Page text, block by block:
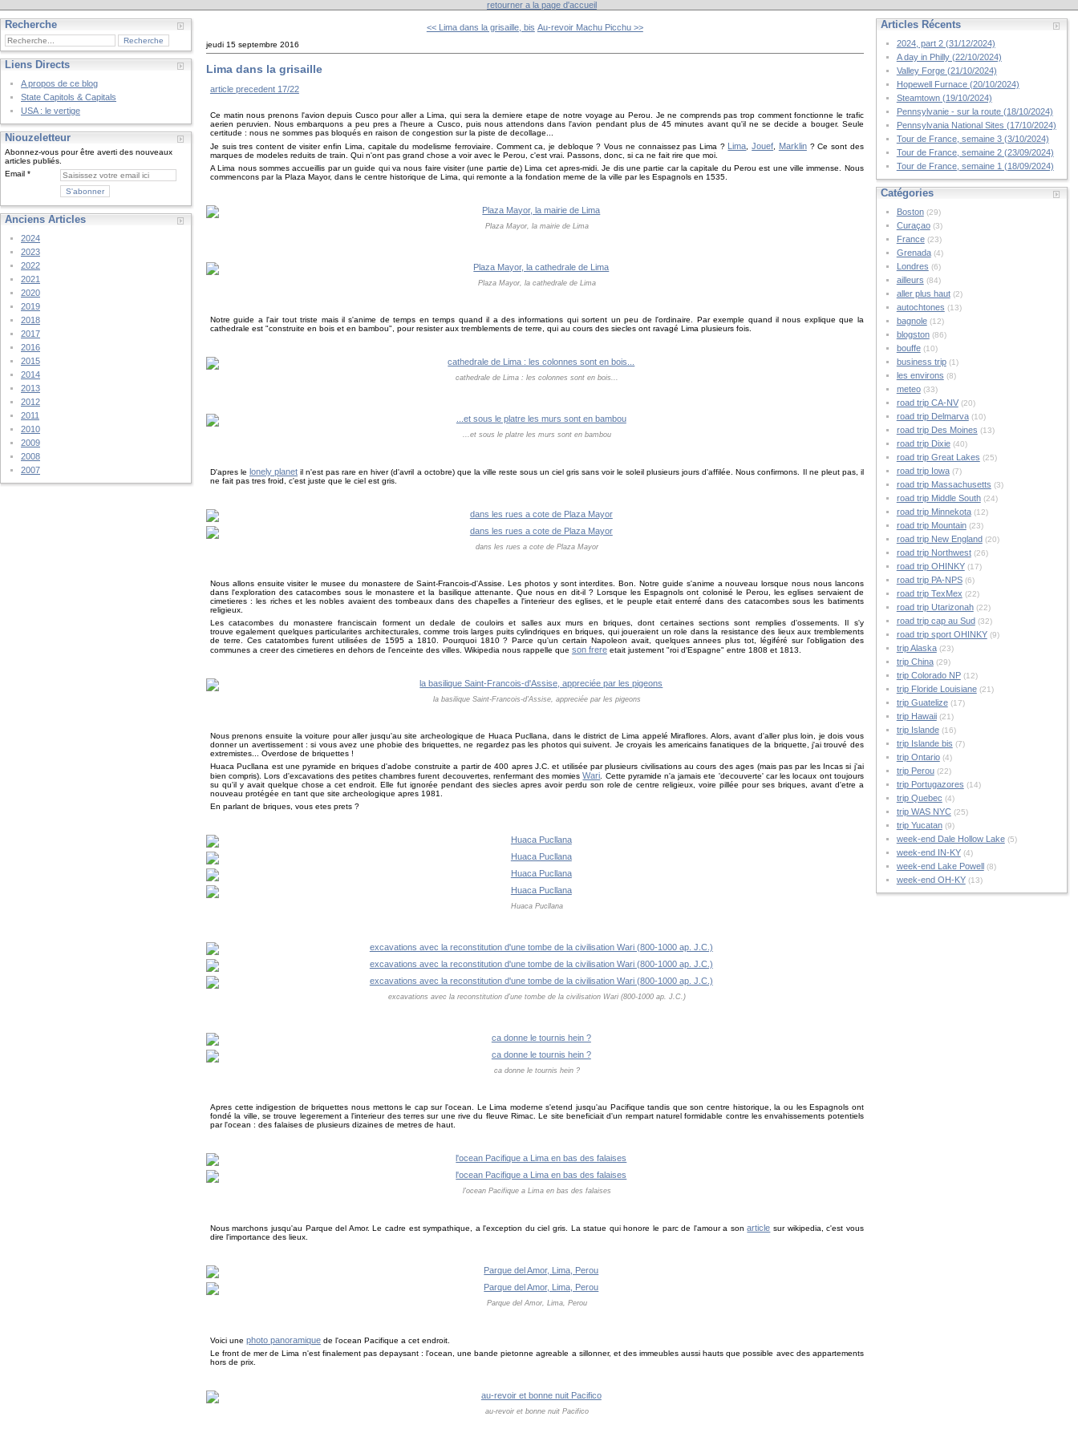
retourner a la page d'accueil
Recherche
Liens Directs
A propos de ce blog
State Capitols & Capitals
USA : le vertige
Niouzeletteur
Abonnez-vous pour être averti des nouveaux
articles publiés.
Email
Anciens Articles
2024
2023
2022
2021
2020
2019
2018
2017
2016
2015
2014
2013
2012
2011
2010
2009
2008
2007
<< Lima dans la grisaille, bis Au-revoir Machu Picchu >>
jeudi 15 septembre 2016
Lima dans la grisaille
article precedent 17/22
Ce matin nous prenons l'avion depuis Cusco pour aller a Lima, qui sera la derniere etape de notre voyage au Perou. Je ne comprends pas trop comment fonctionne le trafic
aerien peruvien. Nous embarquons a peu pres a l'heure a Cusco, puis nous attendons dans l'avion pendant plus de 45 minutes avant qu'il ne se decide a bouger. Seule
certitude : nous ne sommes pas bloqués en raison de congestion sur la piste de decollage...
Je suis tres content de visiter enfin Lima, capitale du modelisme ferroviaire. Comment ca, je debloque ? Vous ne connaissez pas Lima ? Lima ,Jouef Marklin? Ce sont des
marques de modeles reduits de train. Qui n'ont pas grand chose a voir avec le Perou, c'est vrai. Passons, donc, si ca ne fait rire que moi.
A Lima nous sommes accueillis par un guide qui va nous faire visiter (une partie de) Lima cet apres-midi. Je dis une partie car la capitale du Perou est une ville immense. Nous
commencons par la Plaza Mayor, dans le centre historique de Lima, qui remonte a la fondation meme de la ville par les Espagnols en 1535.
Plaza Mayor, la mairie de Lima
Plaza Mayor, la cathedrale de Lima
Notre guide a l'air tout triste mais il s'anime de temps en temps quand il a des informations qui sortent un peu de l'ordinaire. Par exemple quand il nous explique que la
cathedrale est "construite en bois et en bambou", pour resister aux tremblements de terre, qui au cours des siecles ont ravagé Lima plusieurs fois.
cathedrale de Lima : les colonnes sont en bois...
...et sous le platre les murs sont en bambou
D'apres le lonely planet il n'est pas rare en hiver (d'avril a octobre) que la ville reste sous un ciel gris sans voir le soleil plusieurs jours d'affilée. Nous confirmons. Il ne pleut pas, il
ne fait pas tres froid, c'est juste que le ciel est gris.
dans les rues a cote de Plaza Mayor
Nous allons ensuite visiter le musee du monastere de Saint-Francois-d'Assise. Les photos y sont interdites. Bon. Notre guide s'anime a nouveau lorsque nous nous lancons
dans l'exploration des catacombes sous le monastere et la basilique attenante. Que nous en dit-il ? Lorsque les Espagnols ont colonisé le Perou, les eglises servaient de
cimetieres : les riches et les nobles avaient des tombeaux dans des chapelles a l'interieur des eglises, et le peuple etait enterré dans des catacombes sous les batiments
religieux.
Les catacombes du monastere franciscain forment un dedale de couloirs et salles aux murs en briques, dont certaines sections sont remplies d'ossements. Il s'y
trouve egalement quelques particularites architecturales, comme trois larges puits cylindriques en briques, qui joueraient un role dans la resistance des lieux aux tremblements
de terre. Ces catatombes furent utilisées de 1595 a 1810. Pourquoi 1810 ? Parce qu'un certain Napoleon avait, quelques annees plus tot, légiféré sur l'obligation des
communes a creer des cimetieres en dehors de l'enceinte des villes. Wikipedia nous rappelle que son frereetait justement "roi d'Espagne" entre 1808 et 1813.
la basilique Saint-Francois-d'Assise, appreciée par les pigeons
Nous prenons ensuite la voiture pour aller jusqu'au site archeologique de Huaca Pucllana, dans le district de Lima appelé Miraflores. Alors, avant d'aller plus loin, je dois vous
donner un avertissement : si vous avez une phobie des briquettes, ne regardez pas les photos qui suivent. Je croyais les americains fanatiques de la briquette, j'ai trouvé des
extremistes... Overdose de briquettes !
Huaca Pucllana est une pyramide en briques d'adobe construite a partir de 400 apres J.C. et utilisée par plusieurs civilisations au cours des ages (mais pas par les Incas si j'ai
bien compris). Lors d'excavations des petites chambres furent decouvertes, renfermant des momiesWari . Cette pyramide n'a jamais ete 'decouverte' car les locaux ont toujours
su qu'il y avait quelque chose a cet endroit. Elle fut ignorée pendant des siecles apres avoir perdu son role de centre religieux, voire pillée pour ses briques, avant d'etre a
nouveau protégée en tant que site archeologique apres 1981.
En parlant de briques, vous etes prets ?
Huaca Pucllana
excavations avec la reconstitution d'une tombe de la civilisation Wari (800-1000 ap. J.C.)
ca donne le tournis hein ?
Apres cette indigestion de briquettes nous mettons le cap sur l'ocean. Le Lima moderne s'etend jusqu'au Pacifique tandis que son centre historique, la ou les Espagnols ont
fondé la ville, se trouve legerement a l'interieur des terres sur une rive du fleuve Rimac. Le site beneficiait d'un rempart naturel formidable contre les envahissements potentiels
par l'ocean : des falaises de plusieurs dizaines de metres de haut.
l'ocean Pacifique a Lima en bas des falaises
Nous marchons jusqu'au Parque del Amor. Le cadre est sympathique, a l'exception du ciel gris. La statue qui honore le parc de l'amour a sonarticle sur wikipedia, c'est vous
dire l'importance des lieux.
Parque del Amor, Lima, Perou
Voici une photo panoramiquede l'ocean Pacifique a cet endroit.
Le front de mer de Lima n'est finalement pas depaysant : l'ocean, une bande pietonne agreable a sillonner, et des immeubles aussi hauts que possible avec des appartements
hors de prix.
au-revoir et bonne nuit Pacifico
Articles Récents
2024, part 2 (31/12/2024)
A day in Philly (22/10/2024)
Valley Forge (21/10/2024)
Hopewell Furnace (20/10/2024)
Steamtown (19/10/2024)
Pennsylvanie - sur la route (18/10/2024)
Pennsylvania National Sites (17/10/2024)
Tour de France, semaine 3 (3/10/2024)
Tour de France, semaine 2 (23/09/2024)
Tour de France, semaine 1 (18/09/2024)
Catégories
Boston(29)
Curaçao(3)
France(23)
Grenada(4)
Londres (6)
ailleurs (84)
aller plus haut(2)
autochtones (13)
bagnole(12)
blogston(86)
bouffe(10)
business trip(1)
les environs (8)
meteo(33)
road trip CA-NV(20)
road trip Delmarva(10)
road trip Des Moines (13)
road trip Dixie(40)
road trip Great Lakes (25)
road trip Iowa(7)
road trip Massachusetts (3)
road trip Middle South(24)
road trip Minnekota(12)
road trip Mountain(23)
road trip New England (20)
road trip Northwest(26)
road trip OHINKY(17)
road trip PA-NPS(6)
road trip TexMex (22)
road trip Utarizonah(22)
road trip cap au Sud (32)
road trip sport OHINKY(9)
trip Alaska(23)
trip China(29)
trip Colorado NP(12)
trip Floride Louisiane(21)
trip Guatelize(17)
trip Hawaii(21)
trip Islande(16)
trip Islande bis (7)
trip Ontario(4)
trip Perou(22)
trip Portugazores (14)
trip Quebec (4)
trip WAS NYC(25)
trip Yucatan(9)
week-end Dale Hollow Lake(5)
week-end IN-KY(4)
week-end Lake Powell (8)
week-end OH-KY(13)